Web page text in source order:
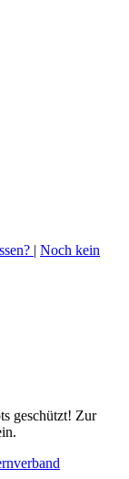
| Noch kein
geschützt! Zur